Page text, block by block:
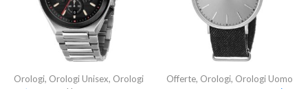
Orologi, Orologi Unisex, Orologi
Offerte, Orologi, Orologi Uomo